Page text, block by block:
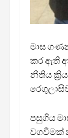
මාස
කර ඇති
නීතිය
පසුගිය
වගවීමක්